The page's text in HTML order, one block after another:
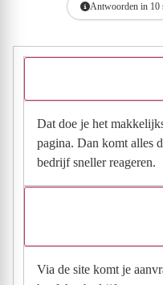
Antwoorden in 10
Dat doe je het
pagina. Dan komt alles
bedrijf sneller reageren.
Via de site komt je